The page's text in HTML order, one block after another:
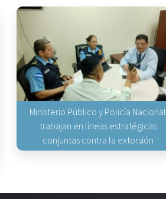
Ministerio Público y Policía Nacional
trabajan en líneas estratégicas
conjuntas contra la extorsión